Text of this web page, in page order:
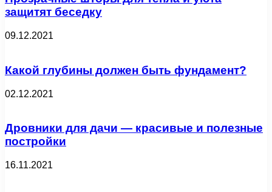
защитят беседку
09.12.2021
Какой глубины должен быть фундамент?
02.12.2021
Дровники для дачи — красивые и полезные
постройки
16.11.2021